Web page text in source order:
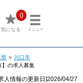
0
気になる メニュー
県
川口市
】の求人募集
人情報の更新日]2026/04/27